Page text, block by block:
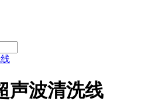
声波清洗线